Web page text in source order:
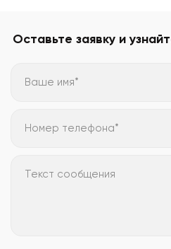
Оставьте заявку и
Ваше имя*
Номер телефона*
Текст сообщения